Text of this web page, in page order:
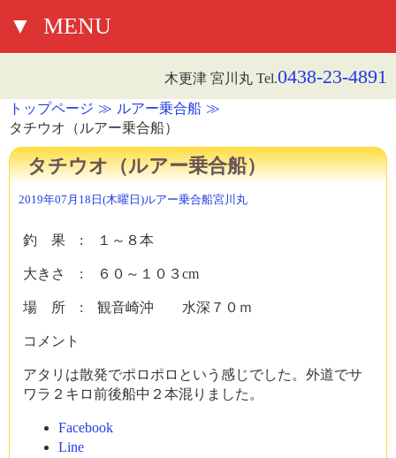
▼ MENU
木更津 宮川丸 Tel.0438-23-4891
トップページ
ルアー乗合船
タチウオ（ルアー乗合船）
タチウオ（ルアー乗合船）
2019年07月18日(木曜日)ルアー乗合船宮川丸
釣 果 : １～８本
大きさ : ６０～１０３cm
場 所 : 観音崎沖 水深７０ｍ
コメント
アタリは散発でポロポロという感じでした。外道でサ
ワラ２キロ前後船中２本混りました。
Facebook
Line